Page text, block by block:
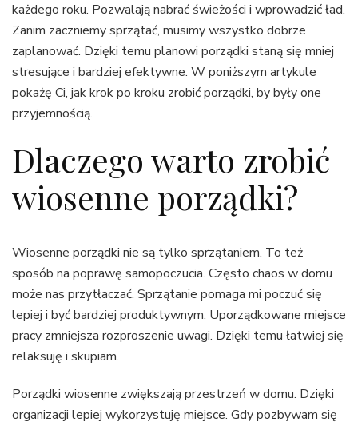
każdego roku. Pozwalają nabrać świeżości i wprowadzić ład.
Zanim zaczniemy sprzątać, musimy wszystko dobrze
zaplanować. Dzięki temu planowi porządki staną się mniej
stresujące i bardziej efektywne. W poniższym artykule
pokażę Ci, jak krok po kroku zrobić porządki, by były one
przyjemnością.
Dlaczego warto zrobić
wiosenne porządki?
Wiosenne porządki nie są tylko sprzątaniem. To też
sposób na poprawę samopoczucia. Często chaos w domu
może nas przytłaczać. Sprzątanie pomaga mi poczuć się
lepiej i być bardziej produktywnym. Uporządkowane miejsce
pracy zmniejsza rozproszenie uwagi. Dzięki temu łatwiej się
relaksuję i skupiam.
Porządki wiosenne zwiększają przestrzeń w domu. Dzięki
organizacji lepiej wykorzystuję miejsce. Gdy pozbywam się